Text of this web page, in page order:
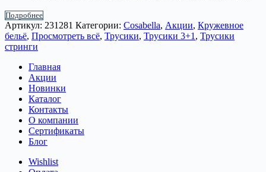
Подробнее
Артикул: 231281 Категории: Cosabella, Акции, Кружевное
бельё, Просмотреть всё, Трусики, Трусики 3+1 , Трусики
стринги
Главная
Акции
Новинки
Каталог
Контакты
О компании
Сертификаты
Блог
Wishlist